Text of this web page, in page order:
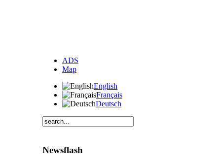
ADS
Map
English
Français
Deutsch
Newsflash